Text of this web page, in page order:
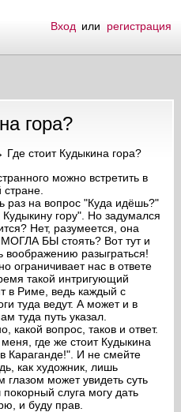
Вход или регистрация
гора?
Где стоит Кудыкина гора?
можно встретить в
раз на вопрос "Куда идёшь?"
гору". Но задумался
Нет, разумеется, она
МОГЛА БЫ стоять? Вот тут и
воображению разыграться!
ограничивает нас в ответе
такой интригующий
в Риме, ведь каждый с
туда ведут. А может и в
туда путь указал.
какой вопрос, таков и ответ.
где же стоит Кудыкина
Караганде!". И не смейте
как художник, лишь
может увидеть суть
слуга могу дать
и буду прав.